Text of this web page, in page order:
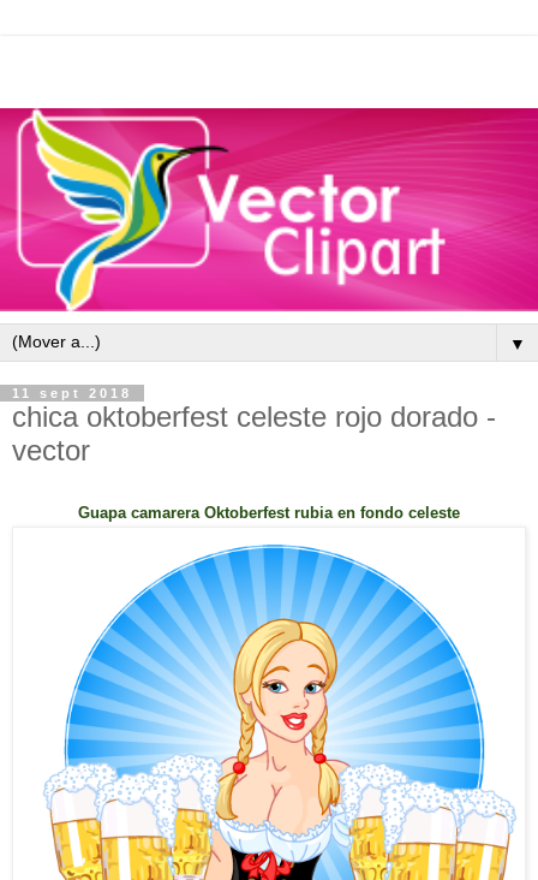
▼
11 sept 2018
chica oktoberfest celeste rojo dorado -
vector
Guapa camarera Oktoberfest rubia en fondo celeste